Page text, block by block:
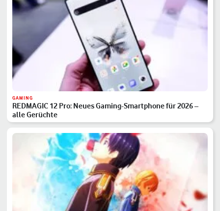
GAMING
REDMAGIC 12 Pro: Neues Gaming-Smartphone für 2026 –
alle Gerüchte